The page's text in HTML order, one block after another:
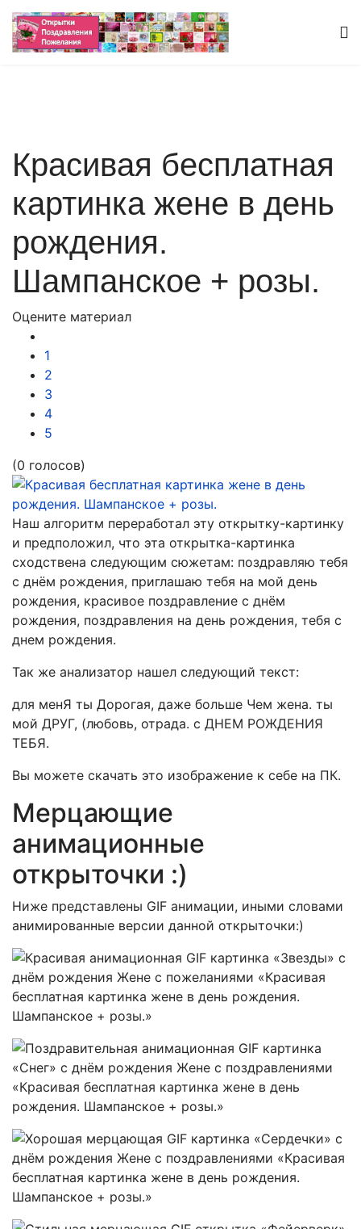
Красивая бесплатная
картинка жене в день
рождения.
Шампанское + розы.
Оцените материал
1
2
3
4
5
(0 голосов)
Наш алгоритм переработал эту открытку-картинку
и предположил, что эта открытка-картинка
сходствена следующим сюжетам: поздравляю тебя
с днём рождения, приглашаю тебя на мой день
рождения, красивое поздравление с днём
рождения, поздравления на день рождения, тебя с
днем рождения.
Так же анализатор нашел следующий текст:
для менЯ ты Дорогая, даже больше Чем жена. ты
мой ДРУГ, (любовь, отрада. с ДНЕМ РОЖДЕНИЯ
ТЕБЯ.
Вы можете скачать это изображение к себе на ПК.
Мерцающие
анимационные
открыточки :)
Ниже представлены GIF анимации, иными словами
анимированные версии данной открыточки:)